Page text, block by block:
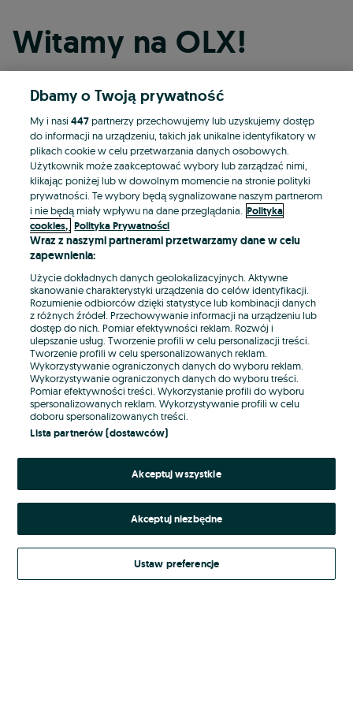
Witamy na OLX!
Kontynuuj przez Facebooka
Kontynuuj przez konto Apple
Kontynuuj przez konto Google
LUB
E-mail
Hasło
Nie pamiętasz hasła?
Zaloguj się
Kontynuując za pośrednictwem jednego z dostawców wskazanych powyżej,
Regulamin serwisuOLX.pl w jego aktualnym brzmieniu.
Dbamy o Twoją prywatność
My i nasi447partnerzy przechowujemy lub uzyskujemy dostęp
do informacji na urządzeniu, takich jak unikalne identyfikatory w
plikach cookie w celu przetwarzania danych osobowych.
Użytkownik może zaakceptować wybory lub zarządzać nimi,
klikając poniżej lub w dowolnym momencie na stronie polityki
prywatności. Te wybory będą sygnalizowane naszym partnerom
i nie będą miały wpływu na dane przeglądania. Polityka
cookies, Polityka Prywatności
Wraz z naszymi partnerami przetwarzamy dane w celu
zapewnienia:
Użycie dokładnych danych geolokalizacyjnych. Aktywne
skanowanie charakterystyki urządzenia do celów identyfikacji.
Rozumienie odbiorców dzięki statystyce lub kombinacji danych
z różnych źródeł. Przechowywanie informacji na urządzeniu lub
dostęp do nich. Pomiar efektywności reklam. Rozwój i
ulepszanie usług. Tworzenie profili w celu personalizacji treści.
Tworzenie profili w celu spersonalizowanych reklam.
Wykorzystywanie ograniczonych danych do wyboru reklam.
Wykorzystywanie ograniczonych danych do wyboru treści.
Pomiar efektywności treści. Wykorzystanie profili do wyboru
spersonalizowanych reklam. Wykorzystywanie profili w celu
doboru spersonalizowanych treści.
Lista partnerów (dostawców)
Akceptuj wszystkie
Akceptuj niezbędne
Ustaw preferencje